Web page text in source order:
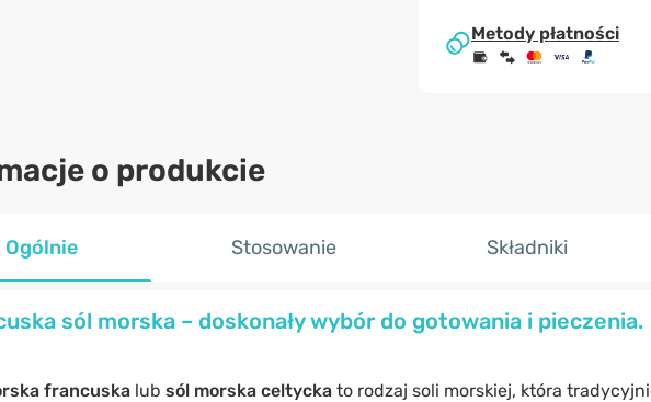
Metody płatności
o produkcie
Ogólnie Stosowanie Składniki
sól morska – doskonały wybór do gotowania i pieczenia.
francuskalub sól morska celtyckato rodzaj soli morskiej, która